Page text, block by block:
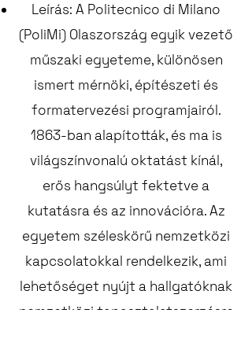
Leírás: A Politecnico di Milano
(PoliMi) Olaszország egyik vezető
műszaki egyeteme, különösen
ismert mérnöki, építészeti és
formatervezési programjairól.
1863-ban alapították, és ma is
világszínvonalú oktatást kínál,
erős hangsúlyt fektetve a
kutatásra és az innovációra. Az
egyetem széleskörű nemzetközi
kapcsolatokkal rendelkezik, ami
lehetőséget nyújt a hallgatóknak
nemzetközi tapasztalatszerzésre